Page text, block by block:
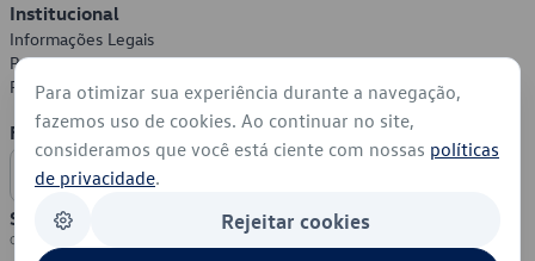
Institucional
Informações Legais
Política de Privacidade
Política de Cookies
Formas de Pagamento
Segurança
Para otimizar sua experiência durante a navegação,
fazemos uso de cookies. Ao continuar no site,
consideramos que você está ciente com nossas políticas
de privacidade.
Rejeitar cookies